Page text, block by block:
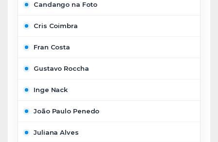
Candango na Foto
Cris Coimbra
Fran Costa
Gustavo Roccha
Inge Nack
João Paulo Penedo
Juliana Alves